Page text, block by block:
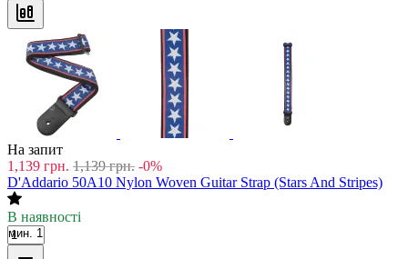
На запит
1,139 грн. 1,139 грн. -0%
D'Addario 50A10 Nylon Woven Guitar Strap (Stars And Stripes)
В наявності
мин. 1